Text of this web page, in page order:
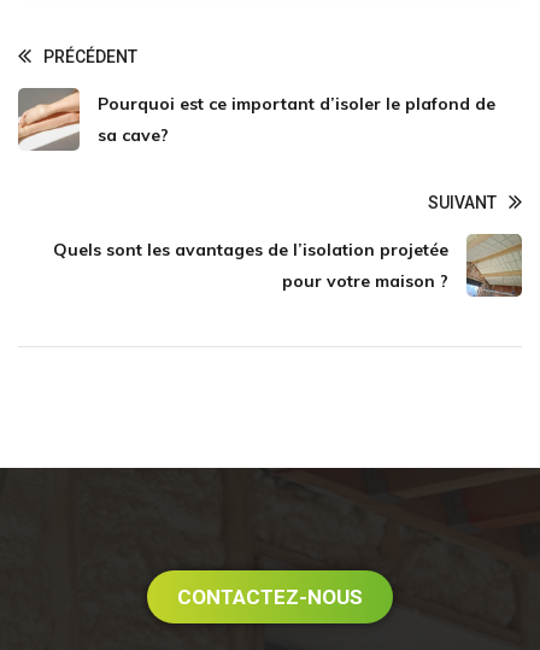
PRÉCÉDENT
Pourquoi est ce important d’isoler le plafond de
sa cave?
SUIVANT
Quels sont les avantages de l’isolation projetée
pour votre maison ?
CONTACTEZ-NOUS